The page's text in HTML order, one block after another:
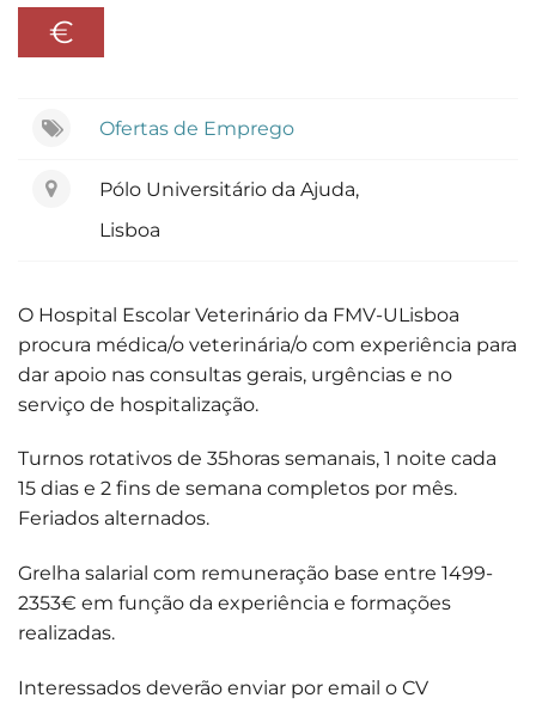
€
Ofertas de Emprego
Pólo Universitário da Ajuda,
Lisboa
O Hospital Escolar Veterinário da FMV-ULisboa
procura médica/o veterinária/o com experiência para
dar apoio nas consultas gerais, urgências e no
serviço de hospitalização.
Turnos rotativos de 35horas semanais, 1 noite cada
15 dias e 2 fins de semana completos por mês.
Feriados alternados.
Grelha salarial com remuneração base entre 1499-
2353€ em função da experiência e formações
realizadas.
Interessados deverão enviar por email o CV